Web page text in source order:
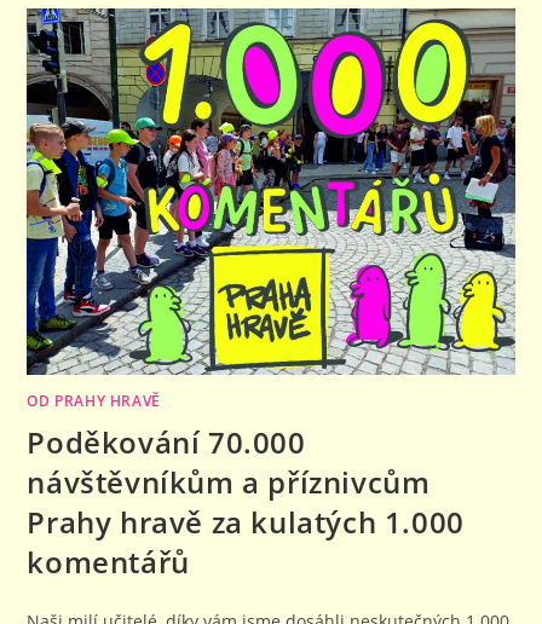
STANOVIŠTI
BĚHÁME
(KANTOŘI
ALE
NEMUSÍ)
OD PRAHY HRAVĚ
Poděkování 70.000
návštěvníkům a příznivcům
Prahy hravě za kulatých 1.000
komentářů